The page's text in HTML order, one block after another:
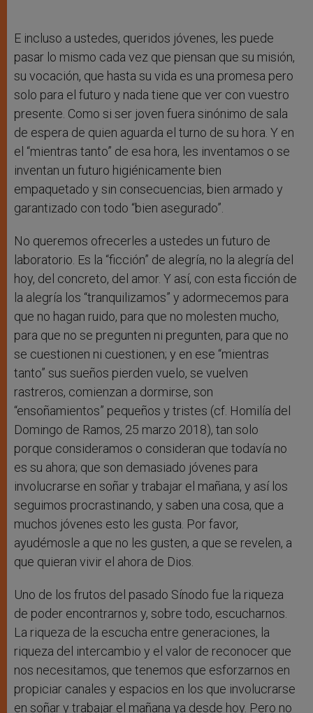
E incluso a ustedes, queridos jóvenes, les puede
pasar lo mismo cada vez que piensan que su misión,
su vocación, que hasta su vida es una promesa pero
solo para el futuro y nada tiene que ver con vuestro
presente. Como si ser joven fuera sinónimo de sala
de espera de quien aguarda el turno de su hora. Y en
el “mientras tanto” de esa hora, les inventamos o se
inventan un futuro higiénicamente bien
empaquetado y sin consecuencias, bien armado y
garantizado con todo “bien asegurado”.
No queremos ofrecerles a ustedes un futuro de
laboratorio. Es la “ficción” de alegría, no la alegría del
hoy, del concreto, del amor. Y así, con esta ficción de
la alegría los “tranquilizamos” y adormecemos para
que no hagan ruido, para que no molesten mucho,
para que no se pregunten ni pregunten, para que no
se cuestionen ni cuestionen; y en ese “mientras
tanto” sus sueños pierden vuelo, se vuelven
rastreros, comienzan a dormirse, son
“ensoñamientos” pequeños y tristes (cf. Homilía del
Domingo de Ramos, 25 marzo 2018), tan solo
porque consideramos o consideran que todavía no
es su ahora; que son demasiado jóvenes para
involucrarse en soñar y trabajar el mañana, y así los
seguimos procrastinando, y saben una cosa, que a
muchos jóvenes esto les gusta. Por favor,
ayudémosle a que no les gusten, a que se revelen, a
que quieran vivir el ahora de Dios.
Uno de los frutos del pasado Sínodo fue la riqueza
de poder encontrarnos y, sobre todo, escucharnos.
La riqueza de la escucha entre generaciones, la
riqueza del intercambio y el valor de reconocer que
nos necesitamos, que tenemos que esforzarnos en
propiciar canales y espacios en los que involucrarse
en soñar y trabajar el mañana ya desde hoy. Pero no